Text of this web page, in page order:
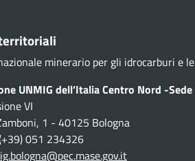
minerario per gli idrocarburi e
UNMIG dell’Italia Centro Nord -
VI
1 - 40125 Bologna
051 234326